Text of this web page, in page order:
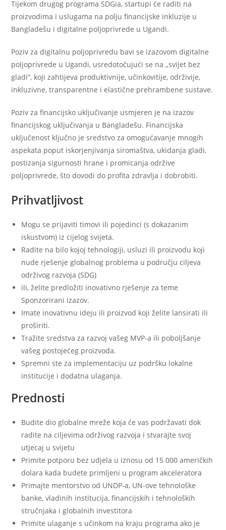
Tijekom drugog programa SDGia, startupi će raditi na
proizvodima i uslugama na polju financijske inkluzije u
Bangladešu i digitalne poljoprivrede u Ugandi.
Poziv za digitalnu poljoprivredu bavi se izazovom digitalne
poljoprivrede u Ugandi, usredotočujući se na „svijet bez
gladi“, koji zahtijeva produktivnije, učinkovitije, održivije,
inkluzivne, transparentne i elastične prehrambene sustave.
Poziv za financijsko uključivanje usmjeren je na izazov
financijskog uključivanja u Bangladešu. Financijska
uključenost ključno je sredstvo za omogućavanje mnogih
aspekata poput iskorjenjivanja siromaštva, ukidanja gladi,
postizanja sigurnosti hrane i promicanja održive
poljoprivrede, što dovodi do profita zdravlja i dobrobiti.
Prihvatljivost
Mogu se prijaviti timovi ili pojedinci (s dokazanim
iskustvom) iz cijelog svijeta.
Radite na bilo kojoj tehnologiji, usluzi ili proizvodu koji
nude rješenje globalnog problema u području ciljeva
održivog razvoja (SDG)
ili, želite predložiti inovativno rješenje za teme
Sponzorirani izazov.
Imate inovativnu ideju ili proizvod koji želite lansirati ili
proširiti.
Tražite sredstva za razvoj vašeg MVP-a ili poboljšanje
vašeg postojećeg proizvoda.
Spremni ste za implementaciju uz podršku lokalne
institucije i dodatna ulaganja.
Prednosti
Budite dio globalne mreže koja će vas podržavati dok
radite na ciljevima održivog razvoja i stvarajte svoj
utjecaj u svijetu
Primite potporu bez udjela u iznosu od 15 000 američkih
dolara kada budete primljeni u program akceleratora
Primajte mentorstvo od UNDP-a, UN-ove tehnološke
banke, vladinih institucija, financijskih i tehnoloških
stručnjaka i globalnih investitora
Primite ulaganje s učinkom na kraju programa ako je